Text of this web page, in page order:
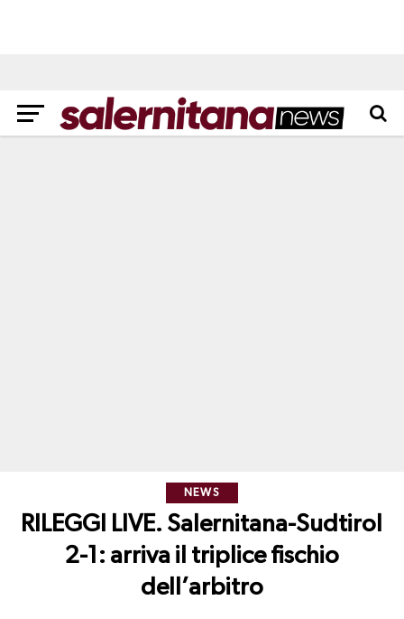
NEWS
RILEGGI LIVE. Salernitana-Sudtirol
2-1: arriva il triplice fischio
dell’arbitro